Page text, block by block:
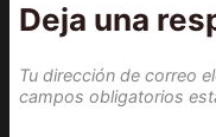
Deja una
Tu dirección de correo
campos obligatorios